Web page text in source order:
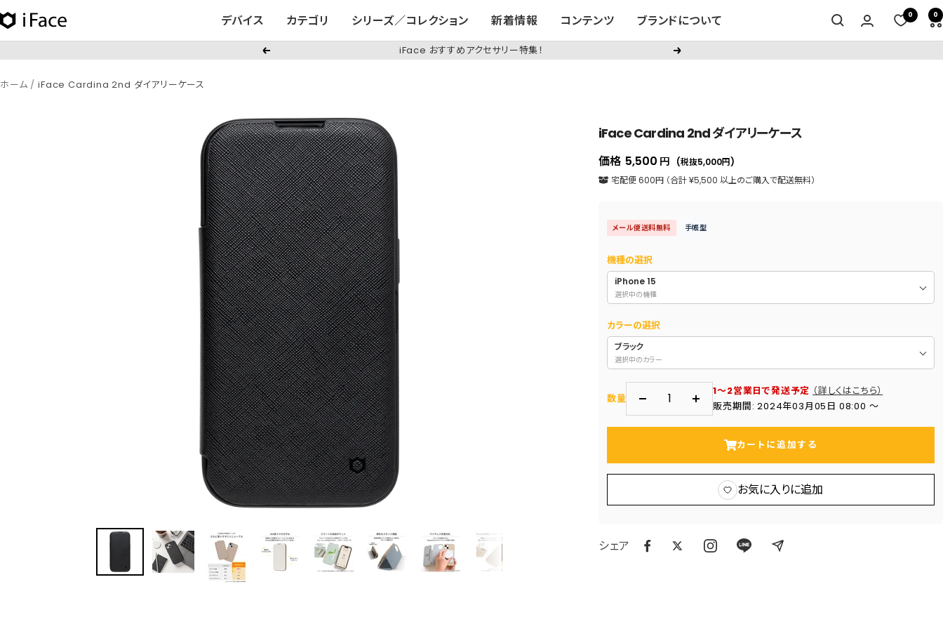
コ
ン
ツ
デバイス カテゴリ シリーズ／コレクション 新着情報 コンテンツ ブランドについて
iFace
日
本
公
0 0
戻
iFace おすすめアクセサリー特集！
次
ホーム iFace Cardina 2nd ダイアリーケース
iFace Cardina 2nd ダイアリーケース
価格 セ
ー
価
格
5,500 円 (税抜5,000円)
宅配便 600円 （合計 ¥5,500 以上のご購入で配送無料）
メール便送料無料 手帳型
機種の選択
iPhone 15
選択中の機種
カラーの選択
ブラック
選択中のカラー
数量
量
減
す
数
量
増
す
1～2営業日で発送予定 （詳しくはこちら）
販売期間: 2024年03月05日 08:00 〜
カートに追加する
お気に入りに追加
シェア